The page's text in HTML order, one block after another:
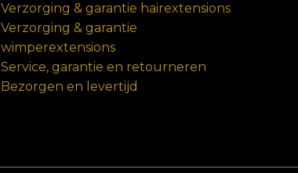
Verzorging & garantie hairextensions
Verzorging & garantie
wimperextensions
Service, garantie en retourneren
Bezorgen en levertijd